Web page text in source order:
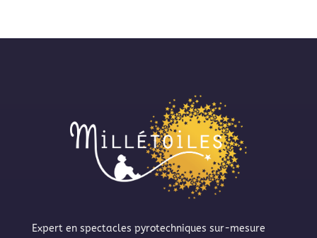
Expert en spectacles pyrotechniques sur-mesure